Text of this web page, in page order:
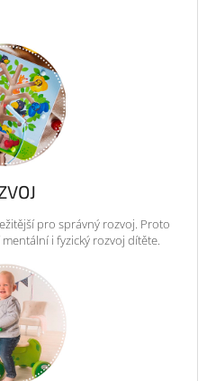
pro správný rozvoj. Proto
i fyzický rozvoj dítěte.